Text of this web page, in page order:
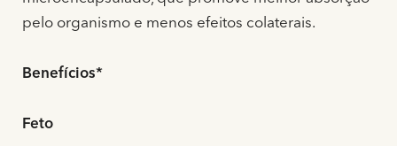
pelo organismo e menos efeitos colaterais.
Benefícios*
Feto